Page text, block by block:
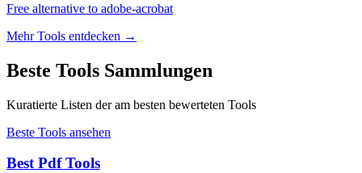
Free alternative to adobe-acrobat
Mehr Tools entdecken →
Beste Tools Sammlungen
Kuratierte Listen der am besten bewerteten Tools
Beste Tools ansehen
Best Pdf Tools